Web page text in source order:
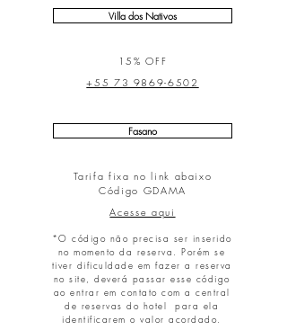
Villa dos Nativos
15% OFF
+55 73 9869-6502
Fasano
Tarifa fixa no link abaixo
Código GDAMA
Acesse aqui
*O código não precisa ser inserido
no momento da reserva. Porém se
tiver dificuldade em fazer a reserva
no site, deverá passar esse código
ao entrar em contato com a central
de reservas do hotel para ela
identificarem o valor acordado.